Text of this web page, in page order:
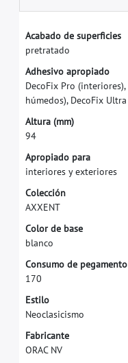
Acabado de superfcies
pretratado
Adhesivo apropiado
DecoFix Pro (interiores),
húmedos), DecoFix Ultra
Altura (mm)
94
Apropiado para
interiores y exteriores
Colección
AXXENT
Color de base
blanco
Consumo de pegamento
170
Estilo
Neoclasicismo
Fabricante
ORAC NV